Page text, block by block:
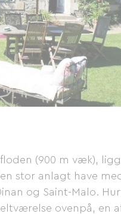
(900 m væk),
stor anlagt have
og Saint-Malo.
ovenpå, en